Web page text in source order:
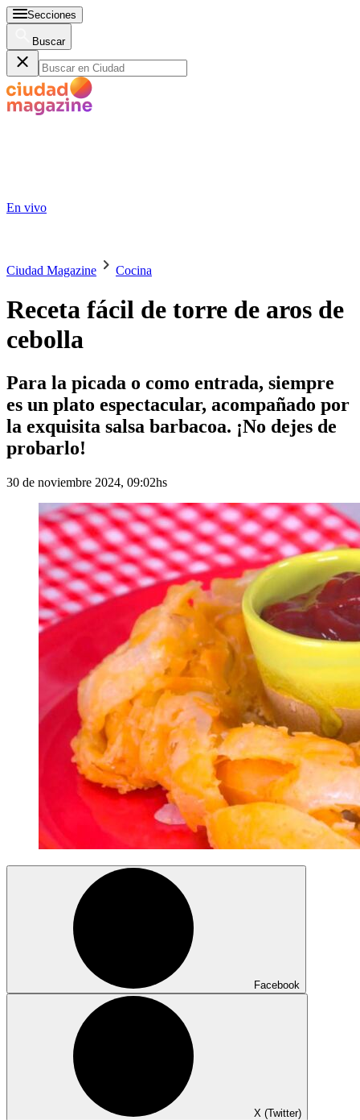
Secciones
Buscar
En vivo
Ciudad Magazine Cocina
Receta fácil de torre de aros de
cebolla
Para la picada o como entrada, siempre
es un plato espectacular, acompañado por
la exquisita salsa barbacoa. ¡No dejes de
probarlo!
30 de noviembre 2024, 09:02hs
Facebook
X (Twitter)